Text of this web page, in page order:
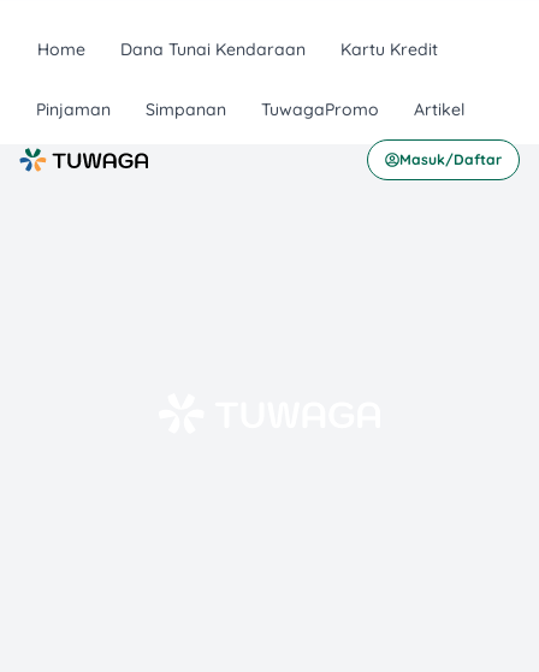
Home Dana Tunai Kendaraan Kartu Kredit
Pinjaman Simpanan TuwagaPromo Artikel
Masuk/Daftar